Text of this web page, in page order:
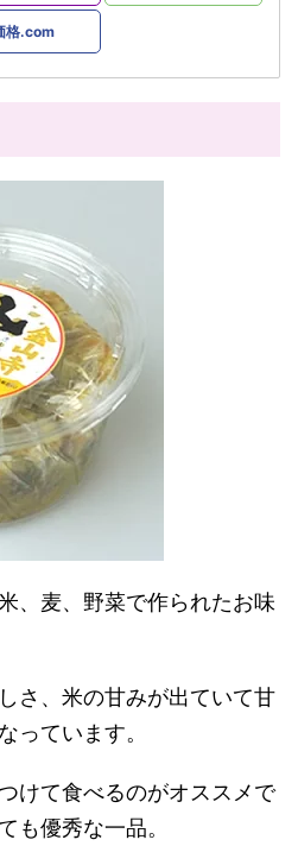
格.com
、麦、野菜で作られたお味
さ、米の甘みが出ていて甘
っています。
けて食べるのがオススメで
も優秀な一品。